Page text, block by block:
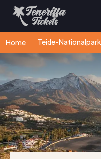
Home Teide-Nationalpark